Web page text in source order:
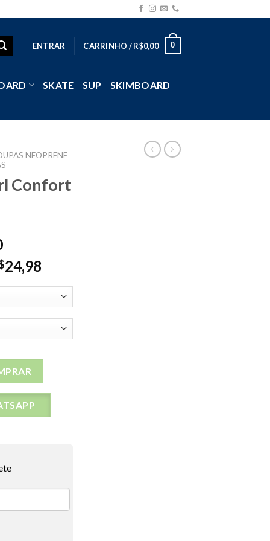
ENTRAR CARRINHO /R$0,00 0
SKATE SUP SKIMBOARD
NEOPRENE
Confort
24,98